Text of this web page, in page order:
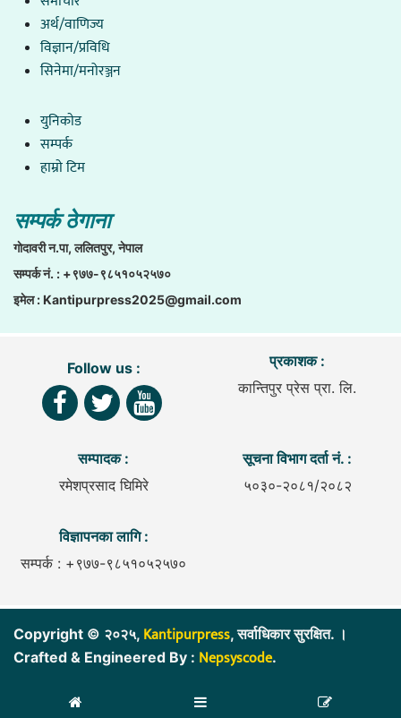
अर्थ/वाणिज्य
विज्ञान/प्रविधि
सिनेमा/मनोरञ्जन
युनिकाेड
सम्पर्क
हाम्राे टिम
सम्पर्क ठेगाना
गाेदावरी न.पा, ललितपुर, नेपाल
सम्पर्क नं. : +९७७-९८५१०५२५७०
इमेल :Kantipurpress2025@gmail.com
Follow us :
प्रकाशक :
कान्तिपुर प्रेस प्रा. लि.
सम्पादक :
रमेशप्रसाद घिमिरे
सूचना विभाग दर्ता नं. :
५०३०-२०८१/२०८२
विज्ञापनका लागि :
सम्पर्क : +९७७-९८५१०५२५७०
Copyright © २०२५, Kantipurpress, सर्वाधिकार सुरक्षित. ।
Crafted & Engineered By : Nepsyscode.